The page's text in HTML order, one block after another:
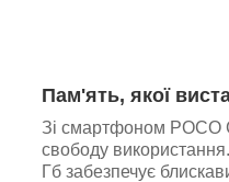
Пам'ять, якої
Зі смартфоном POCO
свободу
Гб забезпечує